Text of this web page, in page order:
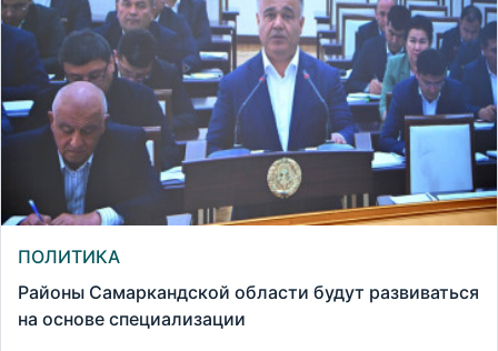
ПОЛИТИКА
Районы Самаркандской области будут развиваться
на основе специализации